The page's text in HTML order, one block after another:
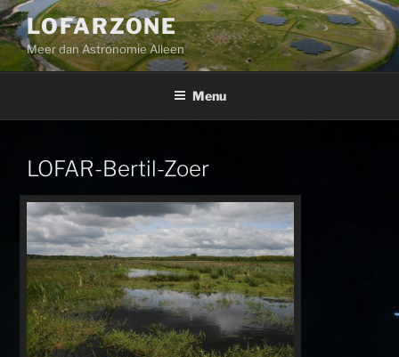
Ga
naar
de
inhoud
LOFARZONE
Meer dan Astronomie Alleen
Menu
LOFAR-Bertil-Zoer